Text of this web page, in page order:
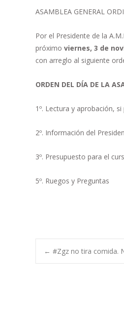
ASAMBLEA GENERAL
Por el Presidente de la
próximo viernes, 3 de
con arreglo al siguiente
ORDEN DEL DÍA DE LA
1º. Lectura y aprobación,
2º. Información del
3º. Presupuesto para el
5º. Ruegos y Preguntas
← #Zgz no tira comida.